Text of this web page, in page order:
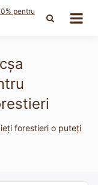
pentru
forestieri o puteți